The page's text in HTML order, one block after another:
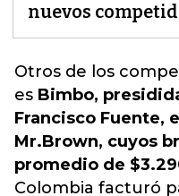
nuevos
Otros de los
es Bimbo,
Francisco Fuente,
Mr.Brown, cuyos
promedio de
Colombia facturó